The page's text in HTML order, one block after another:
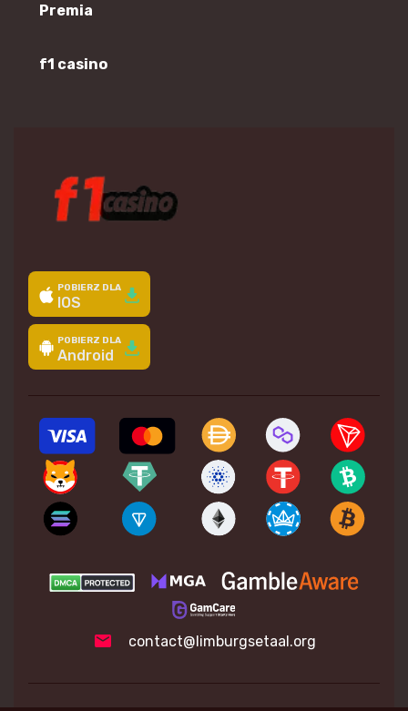
Premia
f1 casino
POBIERZ DLA
IOS
POBIERZ DLA
Android
contact@limburgsetaal.org